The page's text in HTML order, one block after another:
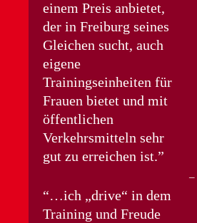
einem Preis anbietet,
der in Freiburg seines
Gleichen sucht, auch
eigene
Trainingseinheiten für
Frauen bietet und mit
öffentlichen
Verkehrsmitteln sehr
gut zu erreichen ist.
…ich „drive“ in dem
Training und Freude